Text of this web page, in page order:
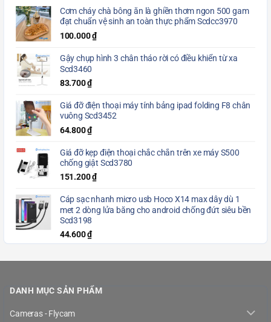
Cơm cháy chà bông ăn là ghiền thơm ngon 500 gam
đạt chuẩn vệ sinh an toàn thực phẩm Scdcc3970
100.000₫
Gậy chụp hình 3 chân tháo rời có điều khiển từ xa
Scd3460
83.700₫
Giá đỡ điện thoại máy tính bảng ipad folding F8 chân
vuông Scd3452
64.800₫
Giá đỡ kẹp điện thoại chắc chắn trên xe máy S500
chống giật Scd3780
151.200₫
Cáp sạc nhanh micro usb Hoco X14 max dây dù 1
met 2 dòng lửa băng cho android chống đứt siêu bền
Scd3198
44.600₫
DANH MỤC SẢN PHẨM
Cameras - Flycam